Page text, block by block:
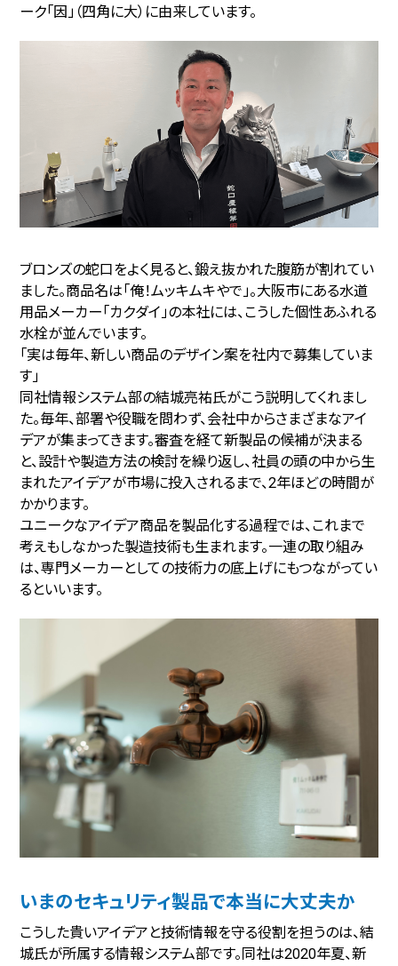
ーク「因」（四角に大）に由来しています。
ブロンズの蛇口をよく見ると、鍛え抜かれた腹筋が割れてい
ました。商品名は「俺！ムッキムキやで」。大阪市にある水道
用品メーカー「カクダイ」の本社には、こうした個性あふれる
水栓が並んでいます。
「実は毎年、新しい商品のデザイン案を社内で募集していま
す」
同社情報システム部の結城亮祐氏がこう説明してくれまし
た。毎年、部署や役職を問わず、会社中からさまざまなアイ
デアが集まってきます。審査を経て新製品の候補が決まる
と、設計や製造方法の検討を繰り返し、社員の頭の中から生
まれたアイデアが市場に投入されるまで、2年ほどの時間が
かかります。
ユニークなアイデア商品を製品化する過程では、これまで
考えもしなかった製造技術も生まれます。一連の取り組み
は、専門メーカーとしての技術力の底上げにもつながってい
るといいます。
いまのセキュリティ製品で本当に大丈夫か
こうした貴いアイデアと技術情報を守る役割を担うのは、結
城氏が所属する情報システム部です。同社は2020年夏、新